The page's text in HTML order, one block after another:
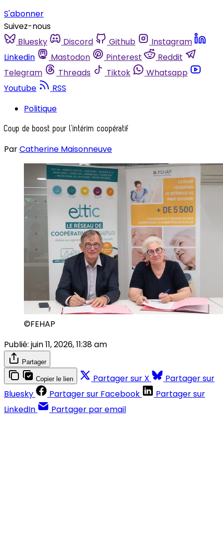
S'abonner
Suivez-nous
Bluesky
Discord Github
Instagram
Linkedin
Mastodon Pinterest
Reddit
Telegram
Threads Tiktok
Whatsapp
Youtube
RSS
Politique
Coup de boost pour l’intérim coopératif
ParCatherine Maisonneuve
©FEHAP
Publié: juin 11, 2026, 11:38 am
Partager
Copier le lien Partager sur X
Partager sur
Bluesky
Partager sur Facebook
Partager sur
LinkedIn
Partager par email